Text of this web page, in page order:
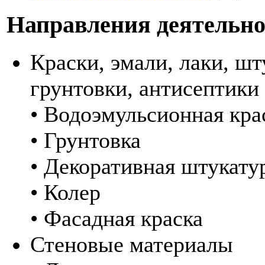
Направления
Краски, эмали, лаки,
грунтовки, антисептики
• Водоэмульсионная
• Грунтовка
• Декоративная
• Колер
• Фасадная краска
Стеновые материалы